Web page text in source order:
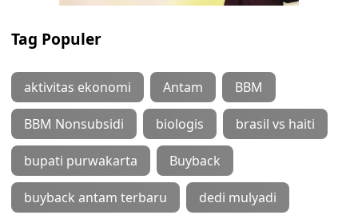
Tag Populer
aktivitas ekonomi Antam BBM
BBM Nonsubsidi biologis brasil vs haiti
bupati purwakarta Buyback
buyback antam terbaru dedi mulyadi